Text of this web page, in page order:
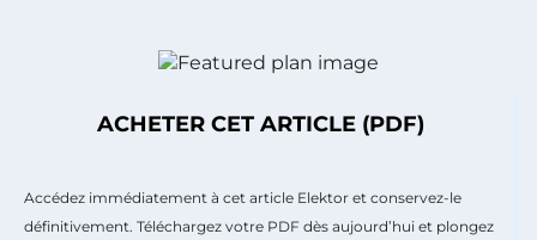
ACHETER CET ARTICLE (PDF)
Accédez immédiatement à cet article Elektor et conservez-le
définitivement. Téléchargez votre PDF dès aujourd’hui et plongez